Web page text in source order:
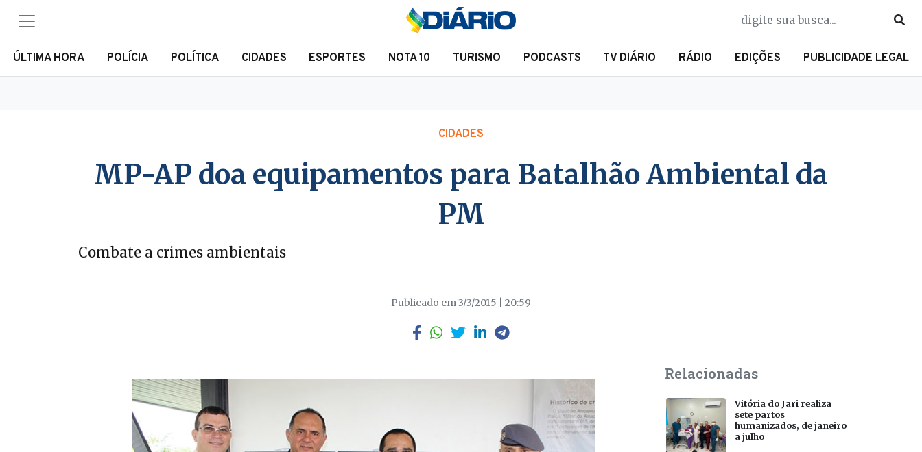
ÚLTIMA HORA POLÍCIA POLÍTICA CIDADES ESPORTES NOTA 10 TURISMO PODCASTS TV DIÁRIO RÁDIO EDIÇÕES PUBLICIDADE LEGAL
CIDADES
MP-AP doa equipamentos para Batalhão Ambiental da
PM
Combate a crimes ambientais
Publicado em 3/3/2015 | 20:59
Relacionadas
Vitória do Jari realiza
sete partos
humanizados, de janeiro
a julho